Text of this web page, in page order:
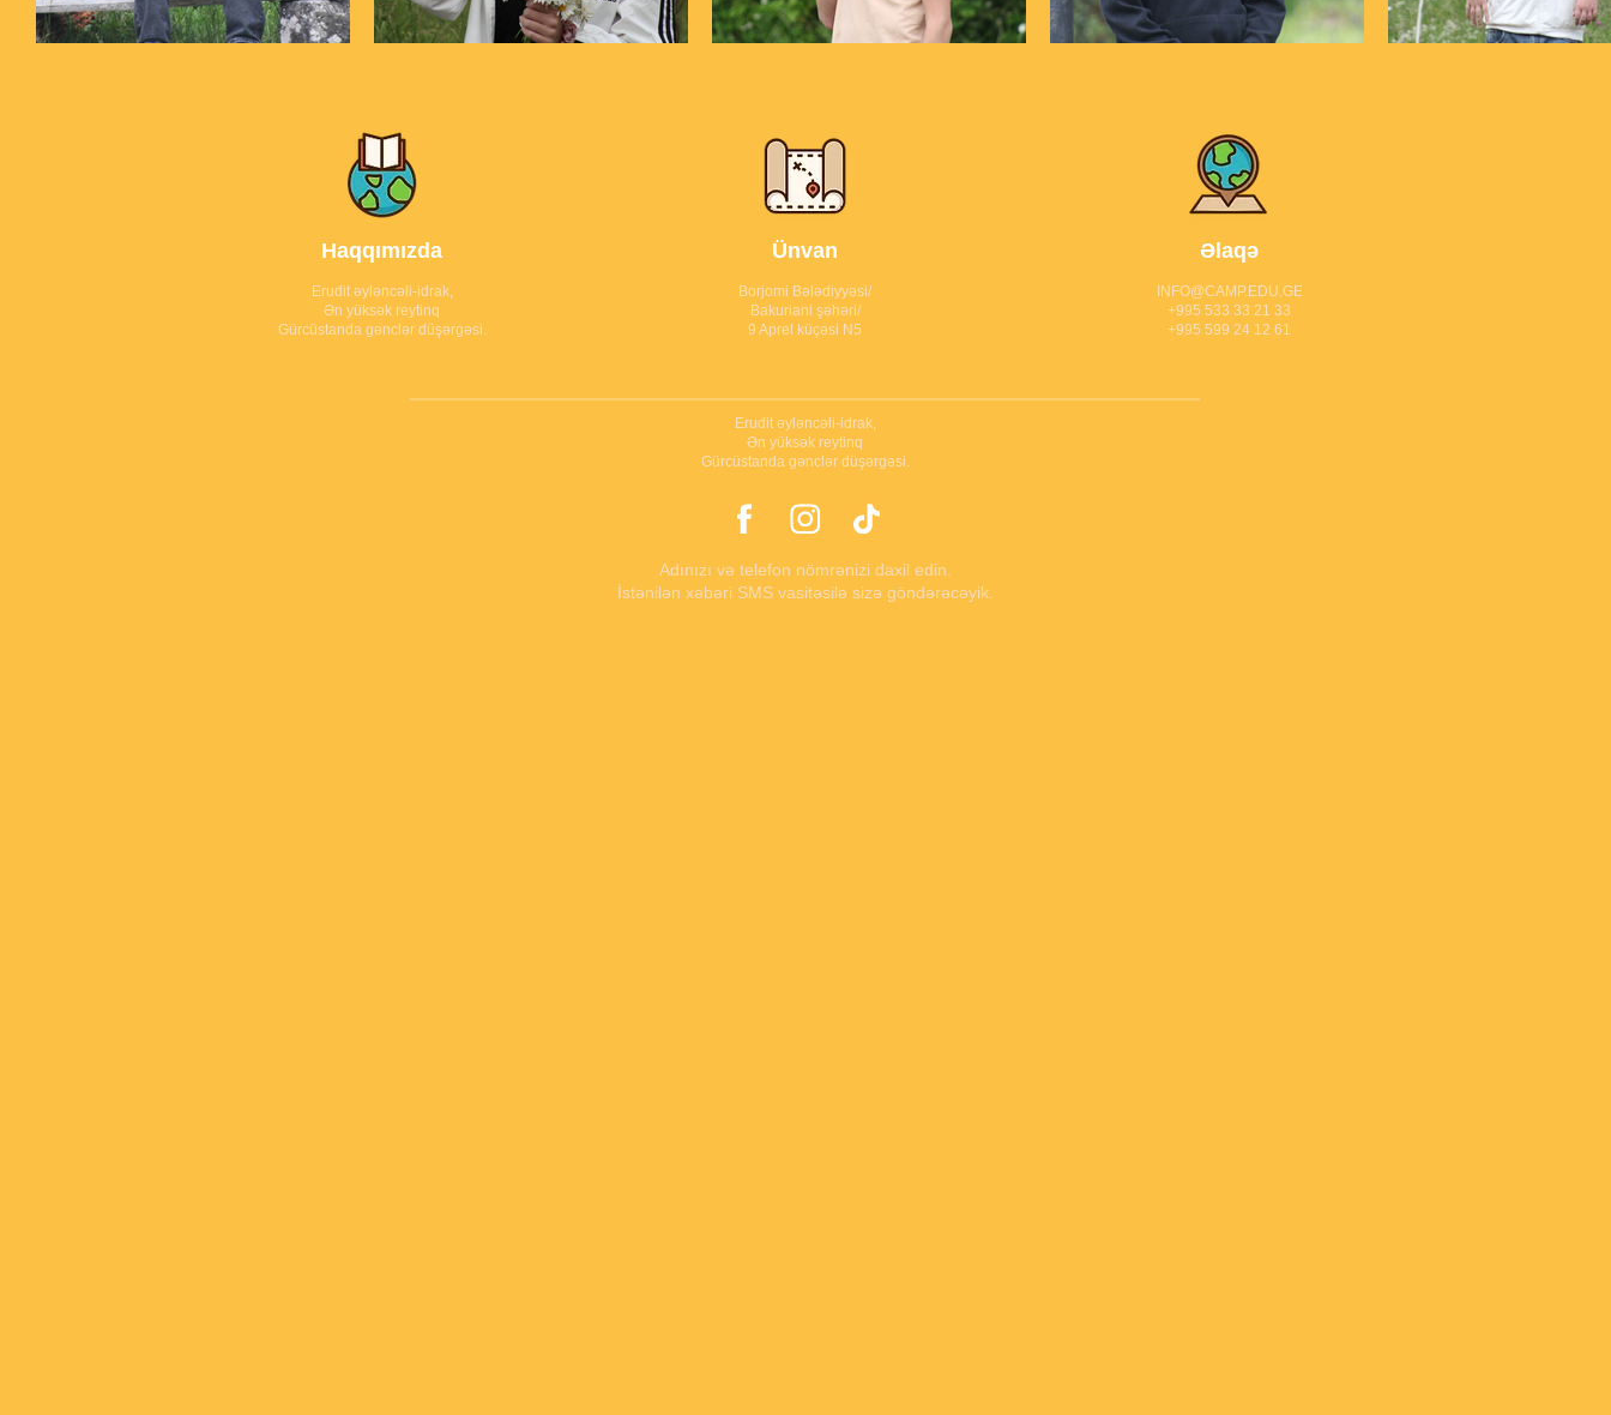
Haqqımızda
Erudit əyləncəli-idrak,
Ən yüksək reytinq
Gürcüstanda gənclər düşərgəsi.
Ünvan
Borjomi Bələdiyyəsi/
Bakuriani şəhəri/
9 Aprel küçəsi N5
Əlaqə
INFO@CAMP.EDU.GE
+995 533 33 21 33
+995 599 24 12 61
Erudit əyləncəli-idrak,
Ən yüksək reytinq
Gürcüstanda gənclər düşərgəsi.
Adınızı və telefon nömrənizi daxil edin.
İstənilən xəbəri SMS vasitəsilə sizə göndərəcəyik.